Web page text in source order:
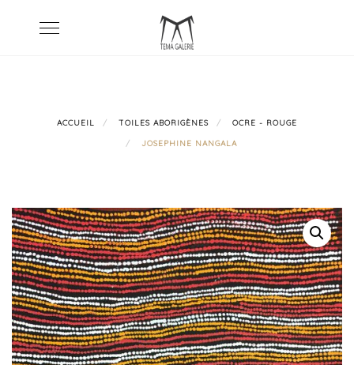
Toggle
navigation
ACCUEIL TOILES ABORIGÈNES
OCRE - ROUGE
JOSEPHINE NANGALA